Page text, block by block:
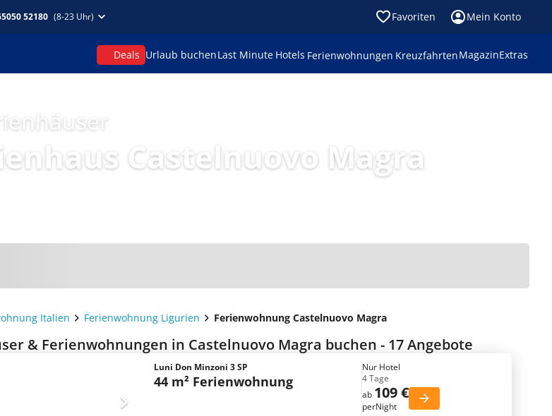
52180 (8-23 Uhr) Favoriten Mein Konto
Deals Urlaub buchenLast Minute Hotels Ferienwohnungen KreuzfahrtenMagazinExtras
Castelnuovo Magra
Italien Ferienwohnung Ligurien Ferienwohnung Castelnuovo Magra
& Ferienwohnungen in Castelnuovo Magra buchen - 17 Angebote
Luni Don Minzoni 3 SP
44 m² Ferienwohnung
Nur Hotel
4 Tage
ab 109 €
perNight